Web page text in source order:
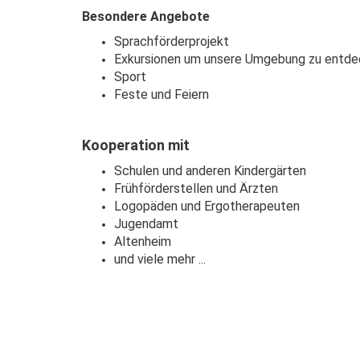
Besondere Angebote
Sprachförderprojekt
Exkursionen um unsere Umgebung zu
Sport
Feste und Feiern
Kooperation mit
Schulen und anderen Kindergärten
Frühförderstellen und Ärzten
Logopäden und Ergotherapeuten
Jugendamt
Altenheim
und viele mehr ...